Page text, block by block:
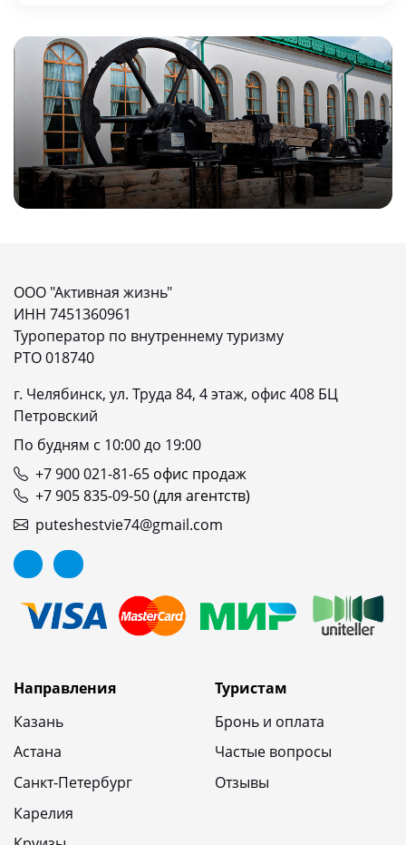
ООО "Активная жизнь"
ИНН 7451360961
Туроператор по внутреннему туризму
РТО 018740
г. Челябинск, ул. Труда 84, 4 этаж, офис 408 БЦ
Петровский
По будням с 10:00 до 19:00
+7 900 021-81-65 офис продаж
+7 905 835-09-50(для агентств)
puteshestvie74@gmail.com
Направления
Казань
Астана
Санкт-Петербург
Карелия
Туристам
Бронь и оплата
Частые вопросы
Отзывы